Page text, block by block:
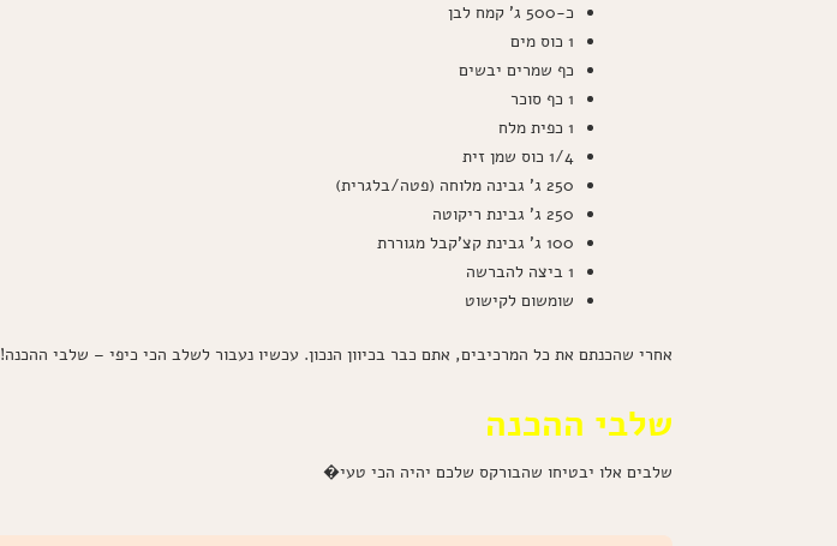
כ-500 ג' קמח לבן
1 כוס מים
כף שמרים יבשים
1 כף סוכר
1 כפית מלח
1/4 כוס שמן זית
250 ג' גבינה מלוחה (פטה/בלגרית)
250 ג' גבינת ריקוטה
100 ג' גבינת קצ'קבל מגוררת
1 ביצה להברשה
שומשום לקישוט
אחרי שהכנתם את כל המרכיבים, אתם כבר בכיוון הנכון. עכשיו נעבור לשלב הכי כיפי – שלבי ההכנה!
שלבי ההכנה
שלבים אלו יבטיחו שהבורקס שלכם יהיה הכי טעי�